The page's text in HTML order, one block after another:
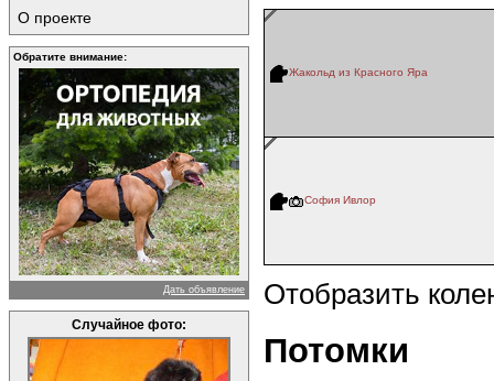
О проекте
Обратите внимание:
Дать объявление
Случайное фото:
Жакольд из Красного Яра
София Ивлор
Отобразить
Потомки